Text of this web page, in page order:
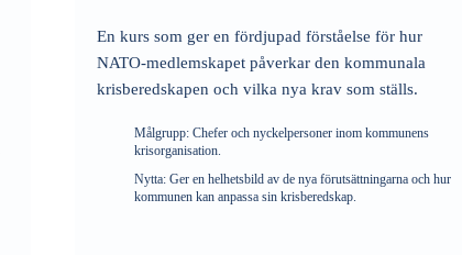
En kurs som ger en fördjupad förståelse för hur
NATO-medlemskapet påverkar den kommunala
krisberedskapen och vilka nya krav som ställs.
Målgrupp:Chefer och nyckelpersoner inom kommunens
krisorganisation.
Nytta:Ger en helhetsbild av de nya förutsättningarna och hur
kommunen kan anpassa sin krisberedskap.